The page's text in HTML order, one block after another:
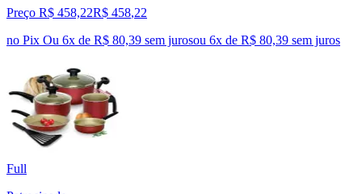
Preço R$ 458,22R$ 458,22
no Pix Ou 6x de R$ 80,39 sem jurosou 6x de R$ 80,39 sem juros
Full